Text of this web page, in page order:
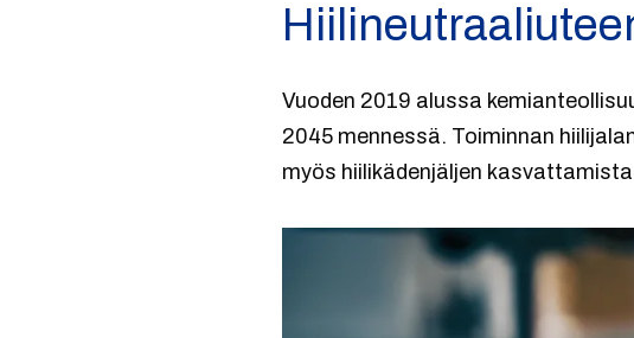
Vuoden 2019 alussa
2045 mennessä. Toiminnan
myös hiilikädenjäljen